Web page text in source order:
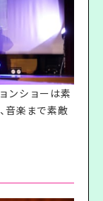
ンショーは素
音楽まで素敵